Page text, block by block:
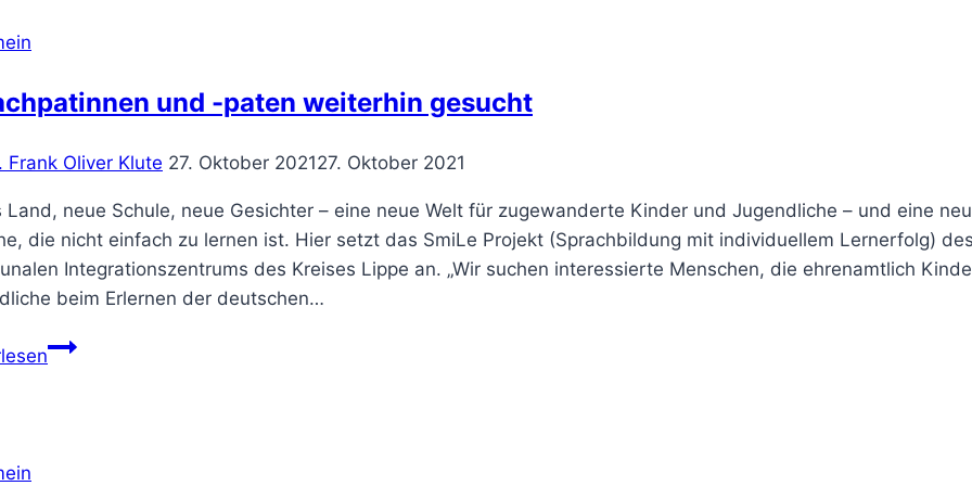
und -paten weiterhin gesucht
Frank Oliver Klute 27. Oktober 202127. Oktober 2021
Land, neue Schule, neue Gesichter – eine neue Welt für zugewanderte Kinder und Jugendliche – und eine
die nicht einfach zu lernen ist. Hier setzt das SmiLe Projekt (Sprachbildung mit individuellem Lernerfolg) des
Integrationszentrums des Kreises Lippe an. „Wir suchen interessierte Menschen, die ehrenamtlich
beim Erlernen der deutschen…
Sprachpatinnen